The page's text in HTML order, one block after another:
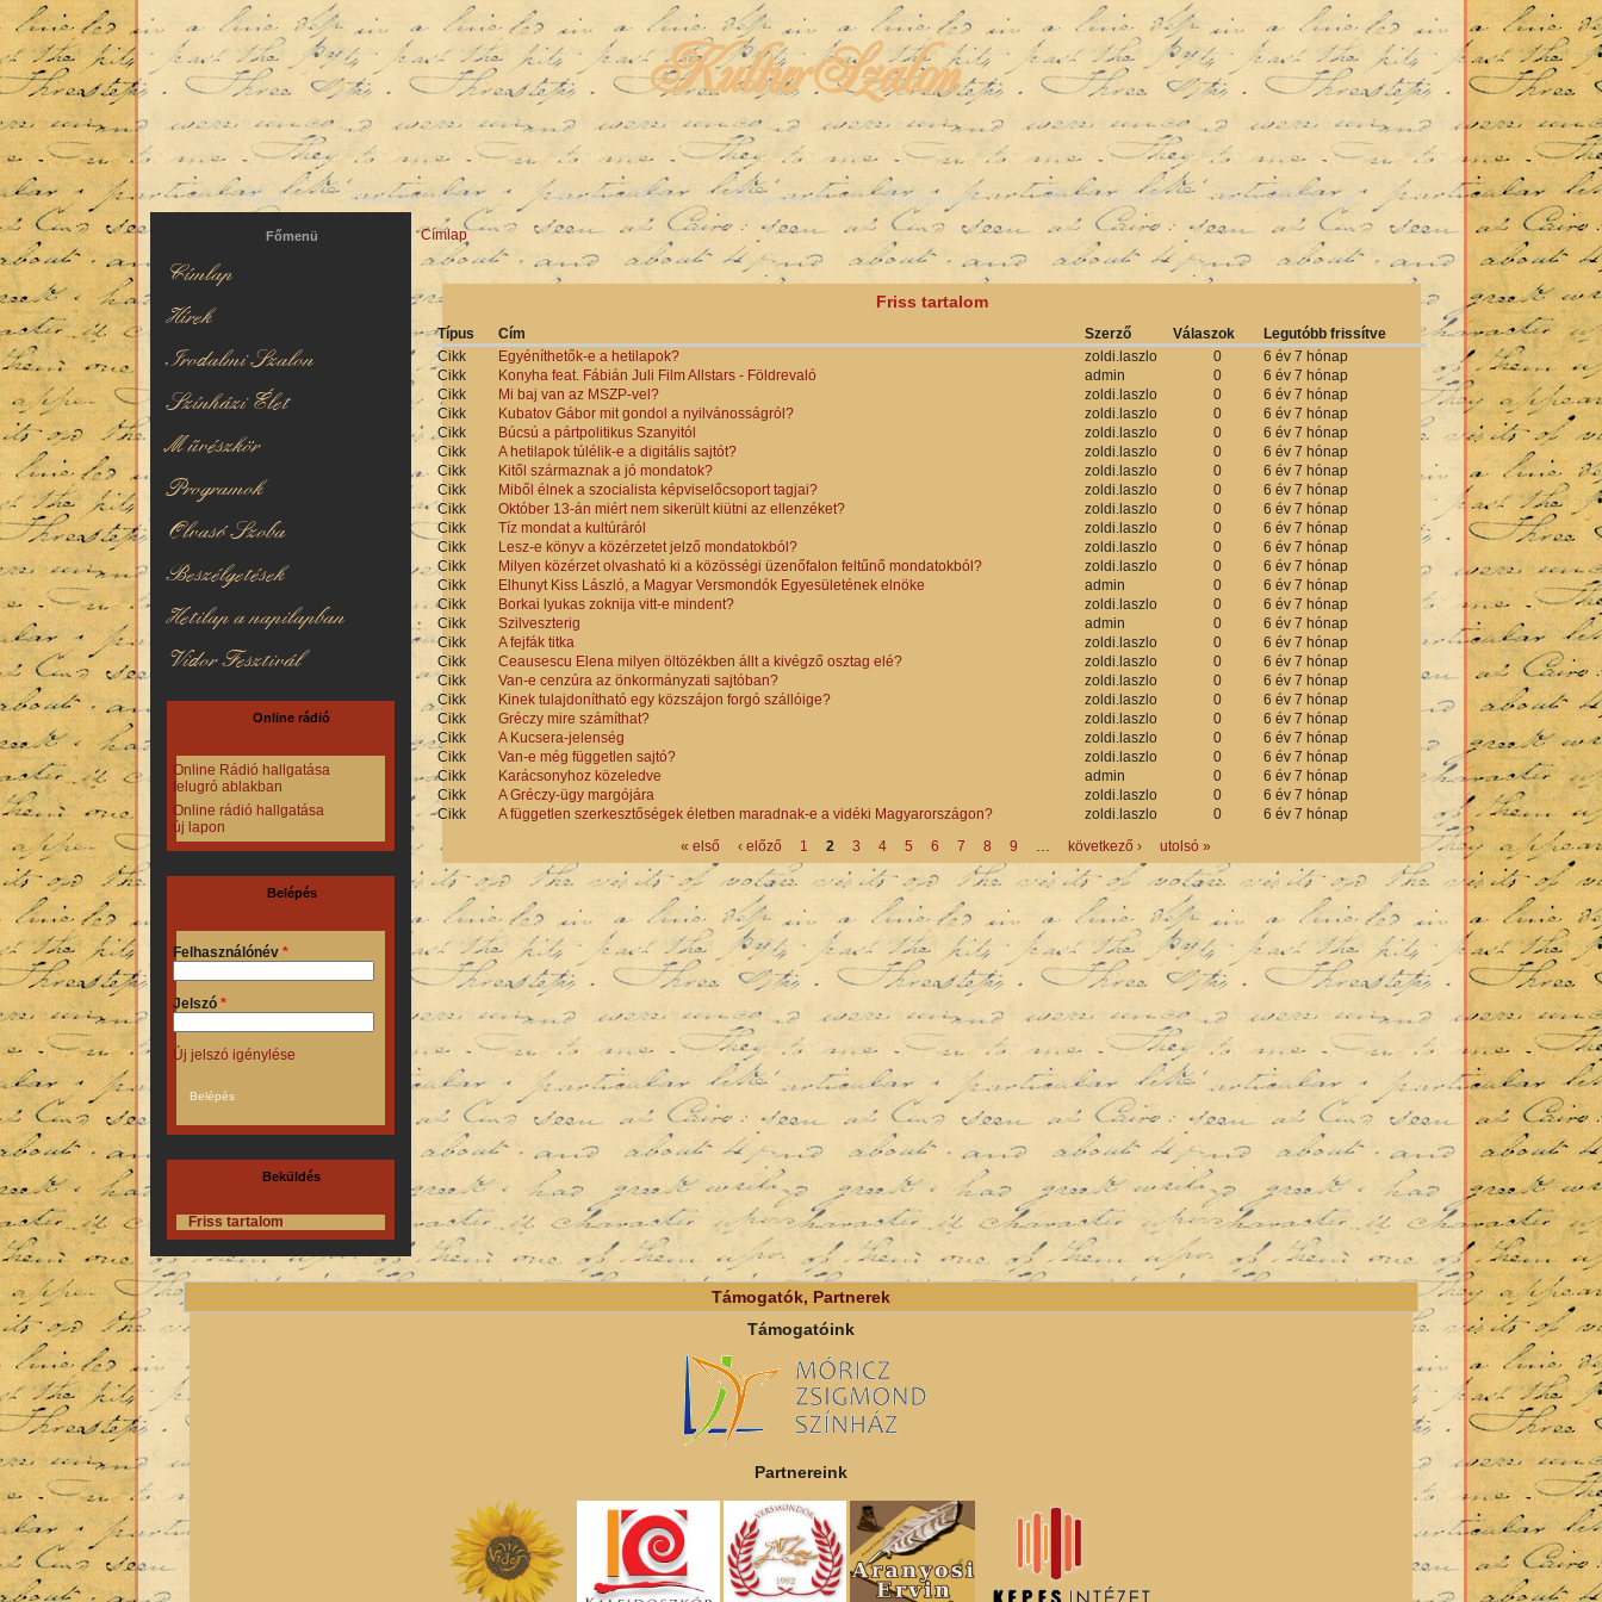
KulturSzalon
Hírek Irodalmi Szalon Színházi Élet Programok Médianapló Perme Ajánló Club Hollywood
Főmenü
Címlap
Hírek
Irodalmi Szalon
Színházi Élet
Művészkör
Programok
Olvasó Szoba
Beszélgetések
Hetilap a napilapban
Vidor Fesztivál
Online rádió
Online Rádió hallgatása
felugró ablakban
Online rádió hallgatása
új lapon
Belépés
Felhasználónév *
Jelszó *
Új jelszó igénylése
Beküldés
Friss tartalom
Jelenlegi hely
Címlap
Friss tartalom
Típus Cím Szerző Válaszok
Legutóbb frissítve
Cikk
Egyéníthetők-e a hetilapok? zoldi.laszlo 0
6 év 7 hónap
Cikk
Konyha feat. Fábián Juli Film Allstars - Földrevaló admin 0
6 év 7 hónap
Cikk
Mi baj van az MSZP-vel? zoldi.laszlo 0
6 év 7 hónap
Cikk
Kubatov Gábor mit gondol a nyilvánosságról? zoldi.laszlo 0
6 év 7 hónap
Cikk
Búcsú a pártpolitikus Szanyitól zoldi.laszlo 0
6 év 7 hónap
Cikk
A hetilapok túlélik-e a digitális sajtót? zoldi.laszlo 0
6 év 7 hónap
Cikk
Kitől származnak a jó mondatok? zoldi.laszlo 0
6 év 7 hónap
Cikk
Miből élnek a szocialista képviselőcsoport tagjai? zoldi.laszlo 0
6 év 7 hónap
Cikk
Október 13-án miért nem sikerült kiütni az ellenzéket? zoldi.laszlo 0
6 év 7 hónap
Cikk
Tíz mondat a kultúráról zoldi.laszlo 0
6 év 7 hónap
Cikk
Lesz-e könyv a közérzetet jelző mondatokból? zoldi.laszlo 0
6 év 7 hónap
Cikk
Milyen közérzet olvasható ki a közösségi üzenőfalon feltűnő mondatokból? zoldi.laszlo 0
6 év 7 hónap
Cikk
Elhunyt Kiss László, a Magyar Versmondók Egyesületének elnöke admin 0
6 év 7 hónap
Cikk
Borkai lyukas zoknija vitt-e mindent? zoldi.laszlo 0
6 év 7 hónap
Cikk
Szilveszterig admin 0
6 év 7 hónap
Cikk
A fejfák titka zoldi.laszlo 0
6 év 7 hónap
Cikk
Ceausescu Elena milyen öltözékben állt a kivégző osztag elé? zoldi.laszlo 0
6 év 7 hónap
Cikk
Van-e cenzúra az önkormányzati sajtóban? zoldi.laszlo 0
6 év 7 hónap
Cikk
Kinek tulajdonítható egy közszájon forgó szállóige? zoldi.laszlo 0
6 év 7 hónap
Cikk
Gréczy mire számíthat? zoldi.laszlo 0
6 év 7 hónap
Cikk
A Kucsera-jelenség zoldi.laszlo 0
6 év 7 hónap
Cikk
Van-e még független sajtó? zoldi.laszlo 0
6 év 7 hónap
Cikk
Karácsonyhoz közeledve admin 0
6 év 7 hónap
Cikk
A Gréczy-ügy margójára zoldi.laszlo 0
6 év 7 hónap
Cikk
A független szerkesztőségek életben maradnak-e a vidéki Magyarországon? zoldi.laszlo 0 6 év 7 hónap
Oldalak « első ‹ előző 1 2 3 4 5 6 7 8 9 következő › utolsó »
Támogatók, Partnerek
Támogatóink
Partnereink